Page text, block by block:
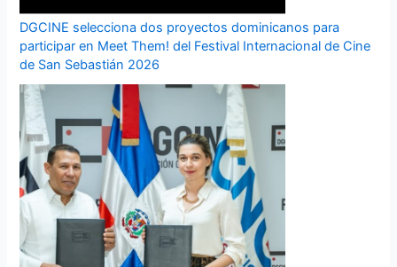
DGCINE selecciona dos proyectos dominicanos para
participar en Meet Them! del Festival Internacional de Cine
de San Sebastián 2026